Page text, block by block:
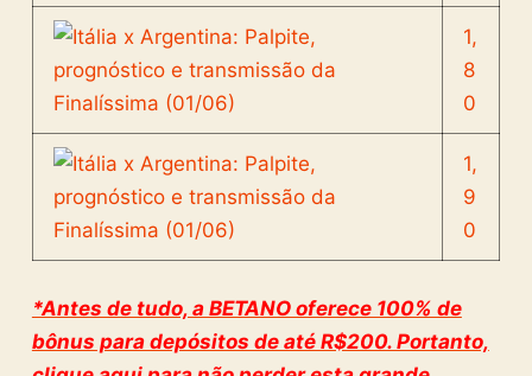
1,
8
0
1,
9
0
*Antes de tudo, a BETANO oferece 100% de
bônus para depósitos de até R$200. Portanto,